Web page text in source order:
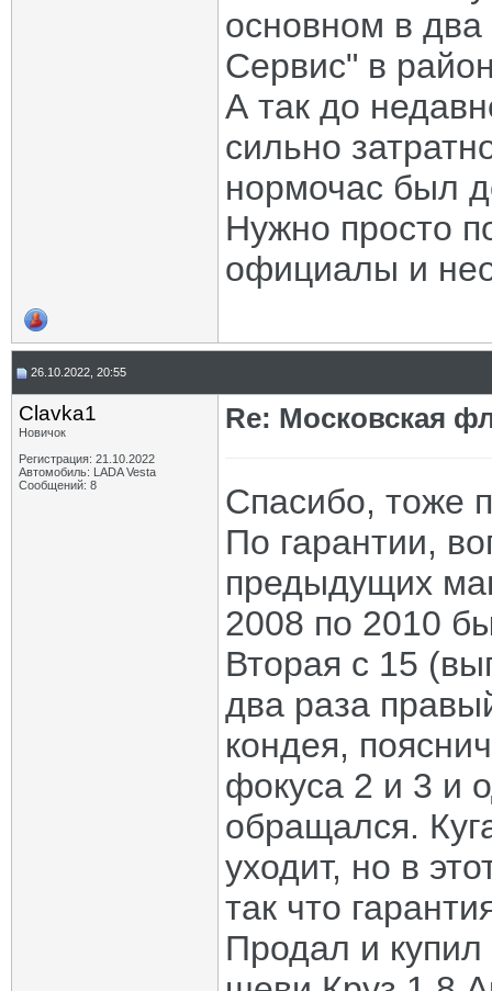
основном в
Сервис" в
А так до
сильно
нормочас был
Нужно просто
официалы и
26.10.2022, 20:55
Clavka1
Новичок
Регистрация: 21.10.2022
Автомобиль: LADA Vesta
Сообщений: 8
Re: Московская
Спасибо, тоже
По гарантии,
предыдущих
2008 по 2010
Вторая с 15
два раза
кондея,
фокуса 2 и 3 и
обращался.
уходит, но в
так что
Продал и